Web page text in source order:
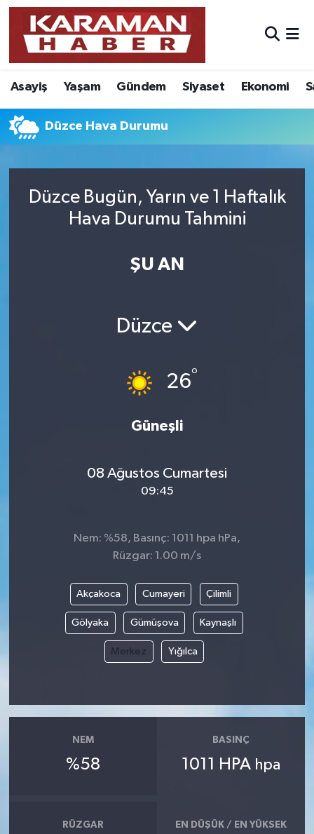
Asayiş Yaşam Gündem Siyaset Ekonomi
Düzce Hava Durumu
Düzce Bugün, Yarın ve 1 Haftalık
Hava Durumu Tahmini
ŞU AN
Düzce
26°
Güneşli
08 Ağustos Cumartesi
09:45
Nem: %58, Basınç: 1011 hpa hPa,
Rüzgar: 1.00 m/s
Akçakoca Cumayeri Çilimli
Gölyaka Gümüşova Kaynaşlı
Merkez Yığılca
NEM
%58
BASINÇ
1011 HPA hpa
RÜZGAR EN DÜŞÜK / EN YÜKSEK
Asayiş
Bilim - Teknoloji
Eğitim
Foto Galeri
Nöbetçi Eczaneler
Hava Durumu
Karaman Namaz Vakitleri
Süper Lig Puan Durumu ve Fikstür
Son Dakika Haberleri